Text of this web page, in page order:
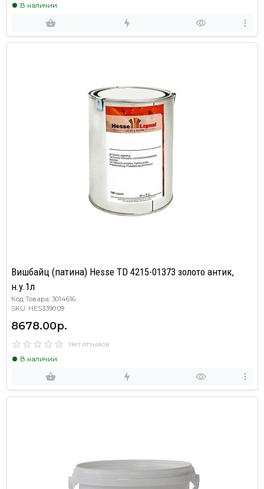
В наличии
Вишбайц (патина) Hesse TD 4215-01373 золото антик,
н.у.1л
Код Товара: 3014616
SKU: HES3390.09
8678.00р.
Нет отзывов
В наличии